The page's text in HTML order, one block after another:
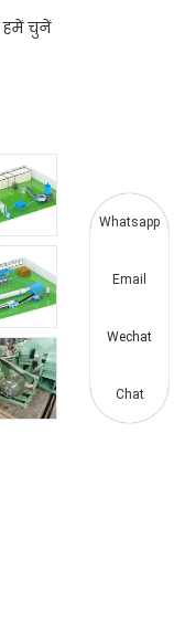
हमें चुनें
Whatsapp
Email
Wechat
Chat